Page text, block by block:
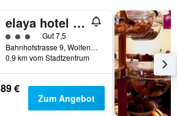
elaya hotel Wolfenbüttel, Trademark Collection by Wyndham
Bewertungskategorie 3
Gut 7,5
Bahnhofstrasse 9, Wolfenbüttel, Niedersachsen, Deutschland
0,9 km vom Stadtzentrum
89 €
Zum Angebot